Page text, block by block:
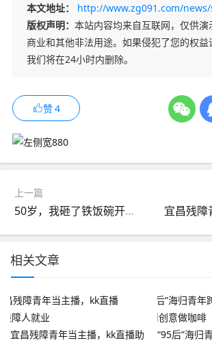
本文地址：
http://www.zg091.com/
版权声明： 本站内容均来自互联网，仅供
商业和其他非法用途。如果侵犯了您的权益
我们将在24小时内删除。
赞4
上一篇
50岁，我砸了铁饭碗开咖啡店！人生重启键，你敢按吗？
相关文章
宜昌残障青年当主播，kk直播助
“95后”海归